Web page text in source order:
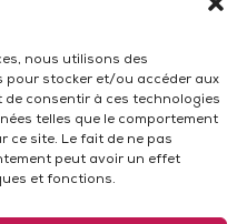
nous utilisons des
pour stocker et/ou accéder aux
consentir à ces technologies
telles que le comportement
ce site. Le fait de ne pas
peut avoir un effet
et fonctions.
DE VENTE
LÉGALES
(UE)
SITE